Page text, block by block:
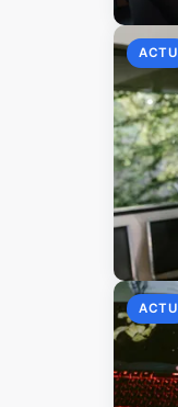
ACTU
ACTU